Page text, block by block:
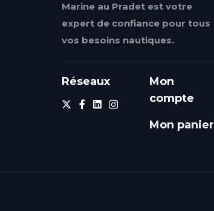
Marine au Pradet est votre
expert de confiance pour tous
vos besoins nautiques.
Réseaux
Mon
compte
Mon panier